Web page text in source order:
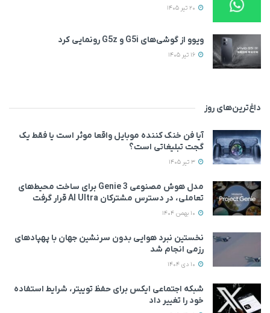
ویوو از گوشی‌های G5i و G5z رونمایی کرد
داغ‌ترین‌های روز
آیا فن خنک کننده موبایل واقعا موثر است یا فقط یک
گجت تبلیغاتی است؟
مدل هوش مصنوعی Genie 3 برای ساخت محیط‌های
تعاملی، در دسترس مشترکان AI Ultra قرار گرفت
نخستین نبرد هوایی بدون سرنشین جهان با پهپادهای
رزمی انجام شد
شبکه اجتماعی ایکس برای حفظ توییتر، شرایط استفاده
خود را تغییر داد